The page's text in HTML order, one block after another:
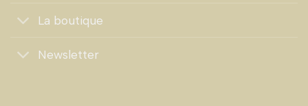
La boutique
Newsletter